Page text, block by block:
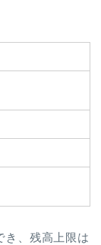
き、残高上限は